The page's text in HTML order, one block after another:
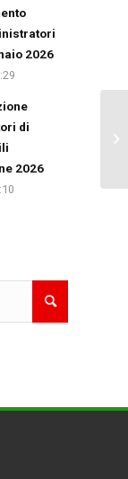
2026
di
2026